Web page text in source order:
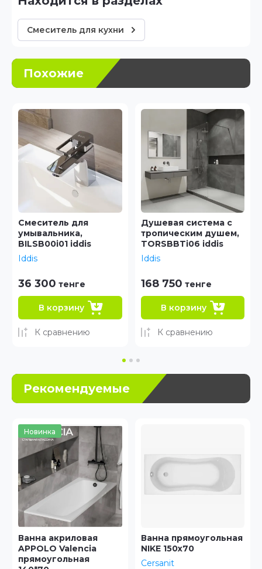
Смеситель для кухни
Похожие
Душевая система с
тропическим душем,
TORSBBTi06 iddis
Iddis
168 750 тенге
В корзину
К сравнению
Смеситель для
накладного
умывальника,
TORSB01i01 iddis
53 940 тенге
В корзину
К сравнению
Рекомендуемые
Ванна прямоугольная
NIKE 150х70
Cersanit
Пенал Аквародос
SYDNEY (R.L)
Аква Родос